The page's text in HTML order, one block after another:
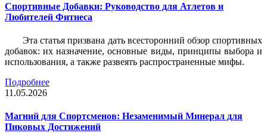
Спортивные Добавки: Руководство для Атлетов и
Любителей Фитнеса
Эта статья призвана дать всесторонний обзор спортивных
добавок: их назначение, основные виды, принципы выбора и
использования, а также развеять распространенные мифы.
Подробнее
11.05.2026
Магний для Спортсменов: Незаменимый Минерал для
Пиковых Достижений